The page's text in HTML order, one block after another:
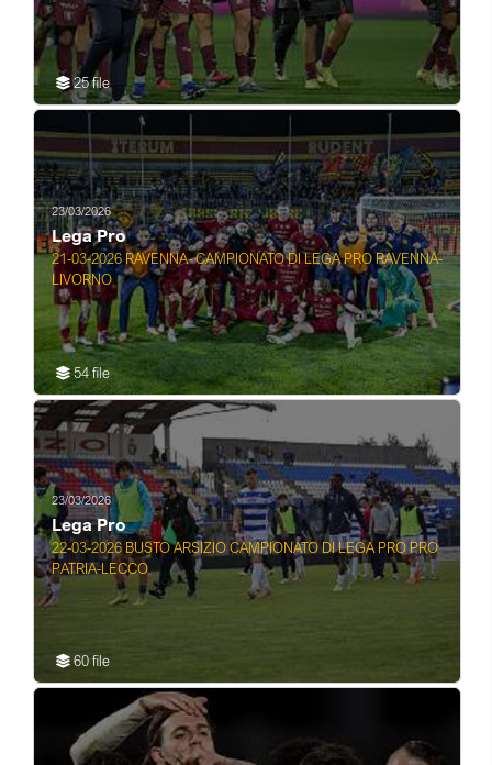
25 file
23/03/2026
Lega Pro
21-03-2026 RAVENNA- CAMPIONATO DI LEGA PRO RAVENNA-
LIVORNO
54 file
23/03/2026
Lega Pro
22-03-2026 BUSTO ARSIZIO CAMPIONATO DI LEGA PRO PRO
PATRIA-LECCO
60 file